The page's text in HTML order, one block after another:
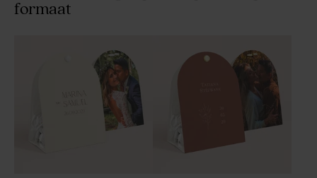
formaat